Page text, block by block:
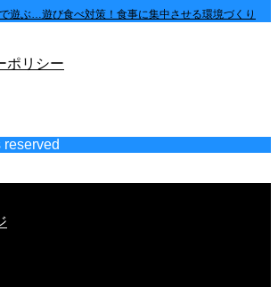
遊ぶ…遊び食べ対策！食事に集中させる環境づくり
ポリシー